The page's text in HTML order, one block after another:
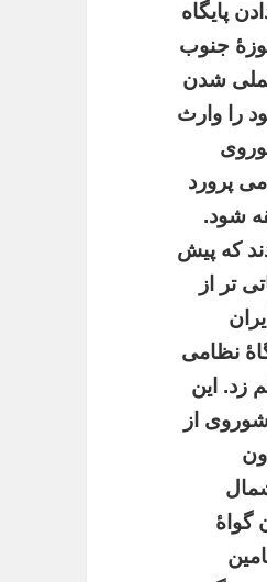
پایگاه
جنوب
شدن
را وارث
پرورد
شود.
که پیش
تر از
نظامی
زد. این
از
گواۀ